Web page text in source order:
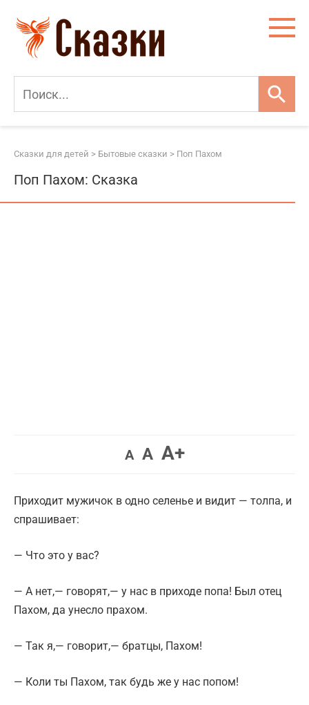
контенту
Сказки для детей > Бытовые сказки > Поп Пахом
Поп Пахом: Сказка
AУменьшить
AВернуть
A+Увеличить
Приходит мужичок в одно селенье и видит — толпа, и
спрашивает:
— Что это у вас?
— А нет,— говорят,— у нас в приходе попа! Был отец
Пахом, да унесло прахом.
— Так я,— говорит,— братцы, Пахом!
— Коли ты Пахом, так будь же у нас попом!